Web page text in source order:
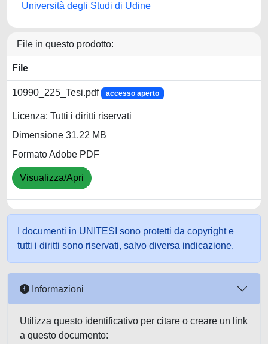
Università degli Studi di Udine
File in questo prodotto:
File
10990_225_Tesi.pdf accesso aperto
Licenza: Tutti i diritti riservati
Dimensione 31.22 MB
Formato Adobe PDF
Visualizza/Apri
I documenti in UNITESI sono protetti da copyright e
tutti i diritti sono riservati, salvo diversa indicazione.
Informazioni
Utilizza questo identificativo per citare o creare un link
a questo documento: